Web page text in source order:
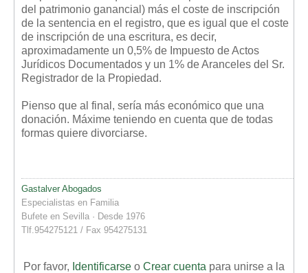
del patrimonio ganancial) más el coste de inscripción
de la sentencia en el registro, que es igual que el coste
de inscripción de una escritura, es decir,
aproximadamente un 0,5% de Impuesto de Actos
Jurídicos Documentados y un 1% de Aranceles del Sr.
Registrador de la Propiedad.
Pienso que al final, sería más económico que una
donación. Máxime teniendo en cuenta que de todas
formas quiere divorciarse.
Gastalver Abogados
Especialistas en Familia
Bufete en Sevilla · Desde 1976
Tlf.954275121 / Fax 954275131
Por favor, Identificarse o Crear cuenta para unirse a la